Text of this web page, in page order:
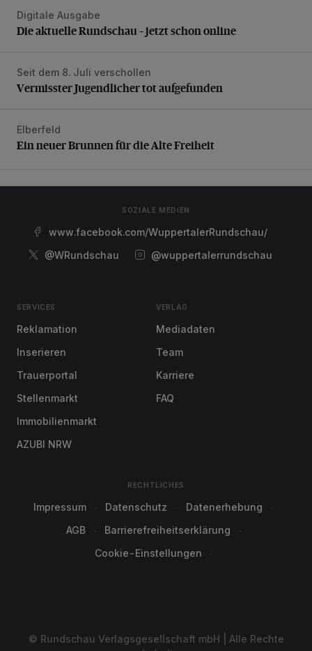
Die aktuelle Rundschau – jetzt schon online
Digitale Ausgabe
Die aktuelle Rundschau – jetzt schon online
Vermisster Jugendlicher tot aufgefunden
Seit dem 8. Juli verschollen
Vermisster Jugendlicher tot aufgefunden
Ein neuer Brunnen für die Alte Freiheit
Elberfeld
Ein neuer Brunnen für die Alte Freiheit
SOZIALE MEDIEN
www.facebook.com/WuppertalerRundschau/
@WRundschau
@wuppertalerrundschau
SERVICES
Reklamation
Inserieren
Trauerportal
Stellenmarkt
Immobilienmarkt
AZUBI NRW
VERLAG
Mediadaten
Team
Karriere
FAQ
RECHTLICHES
Impressum Datenschutz
Datenerhebung
AGB
Barrierefreiheitserklärung
Cookie-Einstellungen
© Rundschau Verlagsgesellschaft mbH | Alle Rechte